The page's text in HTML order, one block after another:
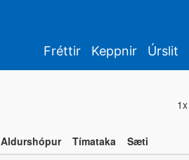
Fréttir Keppnir Úrslit
1x
Aldurshópur Tímataka Sæti